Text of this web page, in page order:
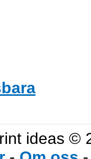
ideas ©